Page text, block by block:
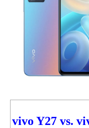
vivo Y27 vs.